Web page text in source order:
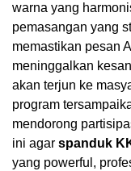
warna yang
pemasangan yang
memastikan pesan
meninggalkan
akan terjun ke
program
mendorong
ini agar spanduk
yang powerful,